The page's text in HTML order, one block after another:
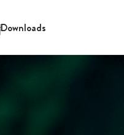
Downloads